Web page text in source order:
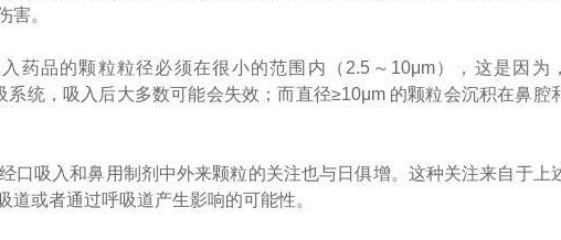
害。
药品的颗粒粒径必须在很小的范围内（2.5～10μm），这是因为
统，吸入后大多数可能会失效；而直径≥10μm 的颗粒会沉积在鼻腔
口吸入和鼻用制剂中外来颗粒的关注也与日俱增。这种关注来自于上
或者通过呼吸道产生影响的可能性。